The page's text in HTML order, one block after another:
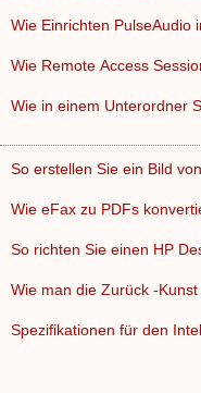
Wie Einrichten PulseAudio
Wie Remote Access
So erstellen Sie ein Bild
Wie eFax zu PDFs
So richten Sie einen HP
Wie man die Zurück -
Spezifikationen für den